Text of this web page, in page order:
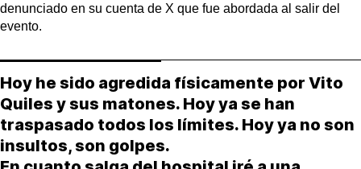
denunciado en su cuenta de X que fue abordada al salir del
evento.
Hoy he sido agredida físicamente por Vito
Quiles y sus matones. Hoy ya se han
traspasado todos los límites. Hoy ya no son
insultos, son golpes.